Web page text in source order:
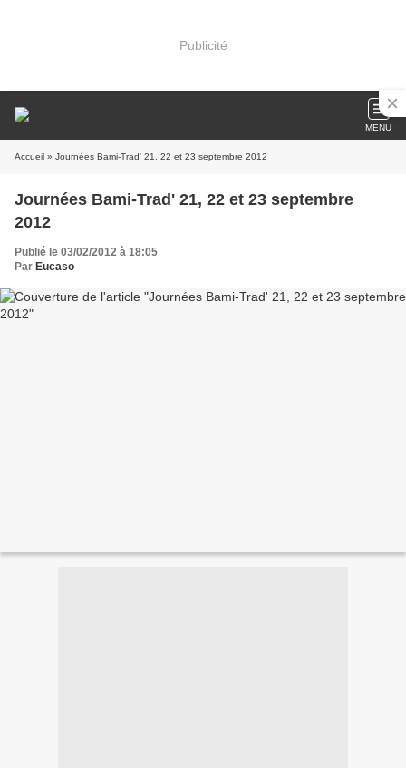
Publicité
MENU
Accueil » Journées Bami-Trad' 21, 22 et 23 septembre 2012
Journées Bami-Trad' 21, 22 et 23 septembre
2012
Publié le 03/02/2012 à 18:05
Par Eucaso